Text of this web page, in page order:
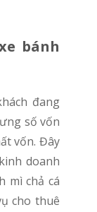
bánh
số vốn
vốn. Đây
doanh
mì chả cá
cho thuê